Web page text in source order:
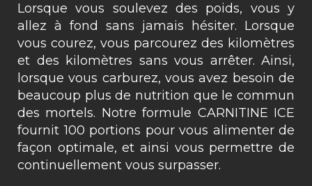
Lorsque vous soulevez des poids, vous y
allez à fond sans jamais hésiter. Lorsque
vous courez, vous parcourez des kilomètres
et des kilomètres sans vous arrêter. Ainsi,
lorsque vous carburez, vous avez besoin de
beaucoup plus de nutrition que le commun
des mortels. Notre formule CARNITINE ICE
fournit 100 portions pour vous alimenter de
façon optimale, et ainsi vous permettre de
continuellement vous surpasser.